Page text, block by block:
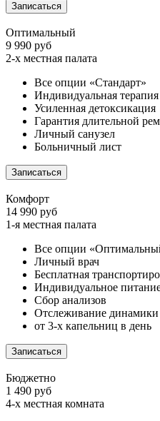
Записаться
Оптимальный
9 990 руб
2-х местная палата
Все опции «Стандарт»
Индивидуальная терапия
Усиленная детоксикация
Гарантия длительной
Личный санузел
Больничный лист
Записаться
Комфорт
14 990 руб
1-я местная палата
Все опции
Личный врач
Бесплатная
Индивидуальное
Сбор анализов
Отслеживание динамики
от 3-х капельниц в день
Записаться
Бюджетно
1 490 руб
4-х местная комната